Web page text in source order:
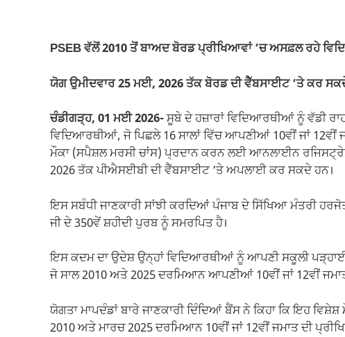
e
o
o
k
s
p
p
gr
m
y
n
k
e
PSEB ਵੱਲੋਂ 2010 ਤੋਂ ਬਾਅਦ ਬੋਰਡ ਪ੍ਰੀਖਿਆਵਾਂ ‘ਚ ਅਸਫ਼ਲ ਰਹੇ
ਯੋਗ ਉਮੀਦਵਾਰ 25 ਮਈ, 2026 ਤੱਕ ਬੋਰਡ ਦੀ ਵੈੱਬਸਾਈਟ ‘ਤੇ ਕਰ
ਚੰਡੀਗੜ੍ਹ, 01 ਮਈ 2026-ਸੂਬੇ ਦੇ ਹਜ਼ਾਰਾਂ ਵਿਦਿਆਰਥੀਆਂ ਨੂੰ ਵੱਡੀ
ਵਿਦਿਆਰਥੀਆਂ, ਜੋ ਪਿਛਲੇ 16 ਸਾਲਾਂ ਵਿੱਚ ਆਪਣੀਆਂ 10ਵੀਂ ਜਾਂ
ਮੌਕਾ (ਸਪੈਸ਼ਲ ਮਰਸੀ ਚਾਂਸ) ਪ੍ਰਦਾਨ ਕਰਨ ਲਈ ਆਨਲਾਈਨ
2026 ਤੱਕ ਪੀਐਸਈਬੀ ਦੀ ਵੈੱਬਸਾਈਟ ‘ਤੇ ਅਪਲਾਈ ਕਰ ਸਕਦੇ ਹਨ।
ਇਸ ਸਬੰਧੀ ਜਾਣਕਾਰੀ ਸਾਂਝੀ ਕਰਦਿਆਂ ਪੰਜਾਬ ਦੇ ਸਿੱਖਿਆ ਮੰਤਰੀ
ਜੀ ਦੇ 350ਵੇਂ ਸ਼ਹੀਦੀ ਪੁਰਬ ਨੂੰ ਸਮਰਪਿਤ ਹੈ।
ਇਸ ਕਦਮ ਦਾ ਉਦੇਸ਼ ਉਨ੍ਹਾਂ ਵਿਦਿਆਰਥੀਆਂ ਨੂੰ ਆਪਣੀ ਸਕੂਲੀ
ਜੋ ਸਾਲ 2010 ਅਤੇ 2025 ਦਰਮਿਆਨ ਆਪਣੀਆਂ 10ਵੀਂ ਜਾਂ 12ਵੀਂ
ਯੋਗਤਾ ਮਾਪਦੰਡਾਂ ਬਾਰੇ ਜਾਣਕਾਰੀ ਦਿੰਦਿਆਂ ਬੈਂਸ ਨੇ ਕਿਹਾ ਕਿ ਇਹ ਵਿਸ਼ੇਸ਼
2010 ਅਤੇ ਮਾਰਚ 2025 ਦਰਮਿਆਨ 10ਵੀਂ ਜਾਂ 12ਵੀਂ ਜਮਾਤ ਦੀ